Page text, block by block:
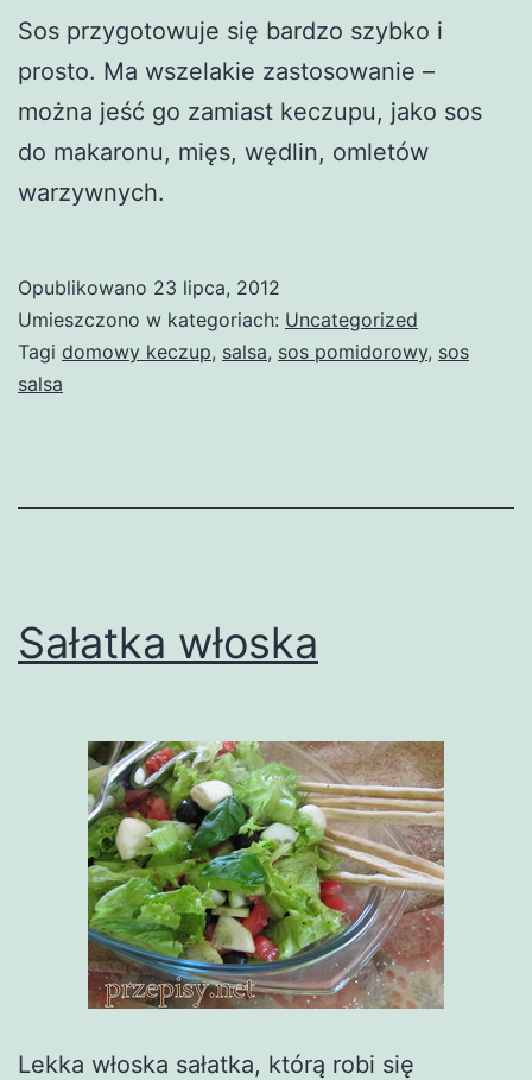
Sos przygotowuje się bardzo szybko i
prosto. Ma wszelakie zastosowanie –
można jeść go zamiast keczupu, jako sos
do makaronu, mięs, wędlin, omletów
warzywnych.
Opublikowano 23 lipca, 2012
Umieszczono w kategoriach: Uncategorized
Tagi domowy keczup, salsa, sos pomidorowy, sos
salsa
Sałatka włoska
Lekka włoska sałatka, którą robi się